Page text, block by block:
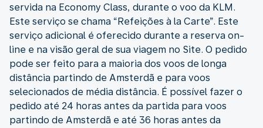
servida na Economy Class, durante o voo da KLM.
Este serviço se chama “Refeições à la Carte”. Este
serviço adicional é oferecido durante a reserva on-
line e na visão geral de sua viagem no Site. O pedido
pode ser feito para a maioria dos voos de longa
distância partindo de Amsterdã e para voos
selecionados de média distância. É possível fazer o
pedido até 24 horas antes da partida para voos
partindo de Amsterdã e até 36 horas antes da